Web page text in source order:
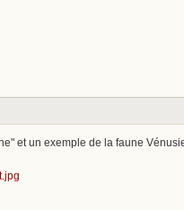
et un exemple de la faune